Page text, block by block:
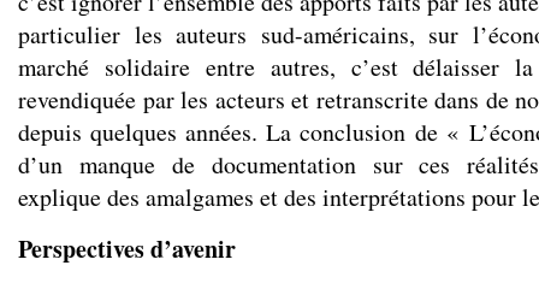
particulier les auteurs sud-américains, sur
marché solidaire entre autres, c’est délaisser
revendiquée par les acteurs et retranscrite dans de
depuis quelques années. La conclusion de «
d’un manque de documentation sur ces
explique des amalgames et des interprétations pour
Perspectives d’avenir